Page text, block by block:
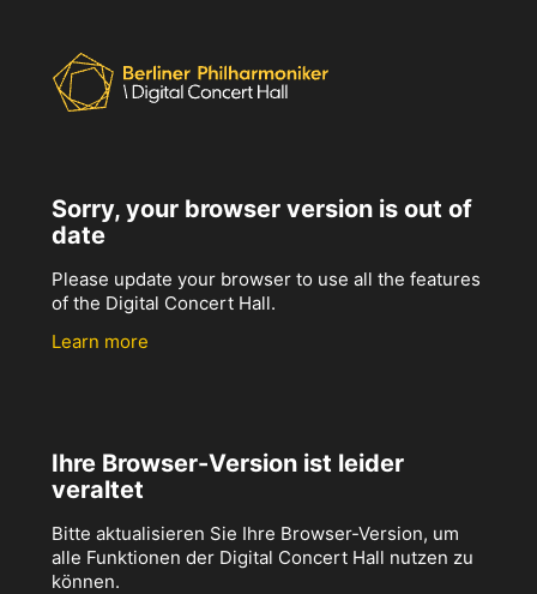
Sorry, your browser version is out of
date
Please update your browser to use all the features
of the Digital Concert Hall.
Learn more
Ihre Browser-Version ist leider
veraltet
Bitte aktualisieren Sie Ihre Browser-Version, um
alle Funktionen der Digital Concert Hall nutzen zu
können.